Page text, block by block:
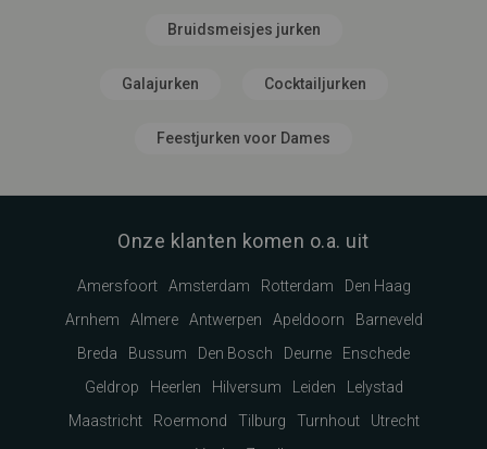
Bruidsmeisjes jurken
Galajurken Cocktailjurken
Feestjurken voor Dames
Onze klanten komen o.a. uit
Amersfoort Amsterdam Rotterdam
Den Haag
Arnhem
Almere Antwerpen Apeldoorn
Barneveld
Breda
Bussum Den Bosch Deurne
Enschede
Geldrop
Heerlen Hilversum Leiden
Lelystad
Maastricht
Roermond Tilburg Turnhout
Utrecht